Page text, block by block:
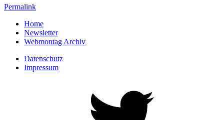
Permalink
Home
Newsletter
Webmontag Archiv
Datenschutz
Impressum